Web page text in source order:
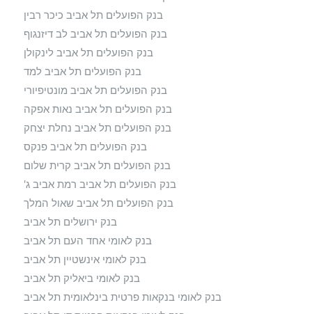
בנק הפועלים תל אביב כיכר רבין
בנק הפועלים תל אביב לב דיזנגוף
בנק הפועלים תל אביב לינקולן
בנק הפועלים תל אביב למד
בנק הפועלים תל אביב מונטיפיורי
בנק הפועלים תל אביב נאות אפקה
בנק הפועלים תל אביב נחלת יצחק
בנק הפועלים תל אביב פנקס
בנק הפועלים תל אביב קרית שלום
בנק הפועלים תל אביב רמת אביב ג'
בנק הפועלים תל אביב שאול המלך
בנק ירושלים תל אביב
בנק לאומי אחד העם תל אביב
בנק לאומי אינשטיין תל אביב
בנק לאומי ביאליק תל אביב
בנק לאומי בנקאות פרטית בינלאומית תל אביב